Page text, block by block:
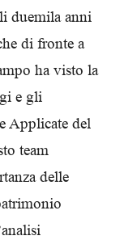
duemila anni
di fronte a
ha visto la
e gli
Applicate del
team
delle